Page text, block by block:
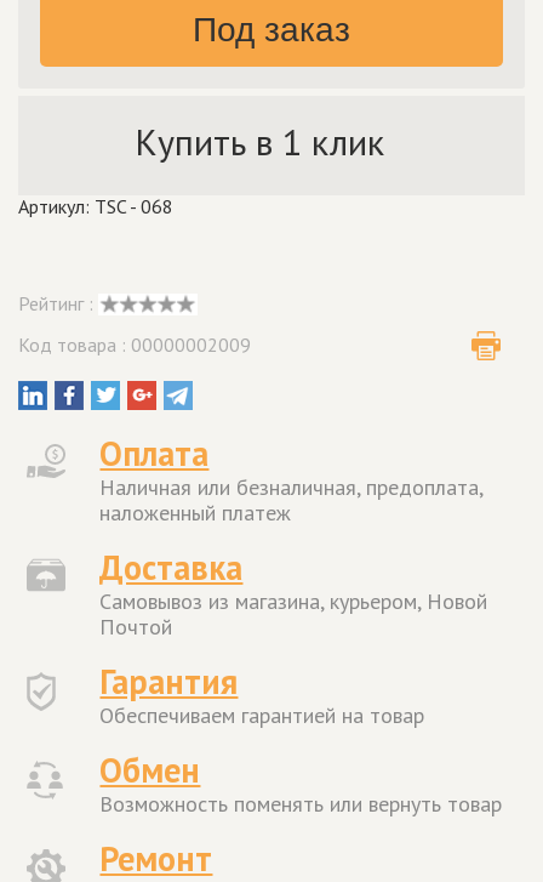
Под заказ
Купить в 1 клик
Артикул: TSC - 068
Рейтинг :
Код товара : 00000002009
Оплата
Наличная или безналичная, предоплата,
наложенный платеж
Доставка
Самовывоз из магазина, курьером, Новой
Почтой
Гарантия
Обеспечиваем гарантией на товар
Обмен
Возможность поменять или вернуть товар
Ремонт